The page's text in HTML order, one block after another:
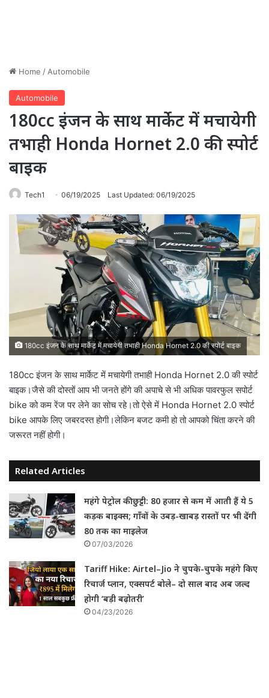
Home / Automobile
Automobile
180cc इंजन के साथ मार्केट में मचायेगी
तभाही Honda Hornet 2.0 की स्पोर्ट
बाइक
Tech1 06/19/2025 Last Updated: 06/19/2025
180cc इंजन के साथ मार्केट में मचायेगी तभाही Honda Hornet 2.0 की स्पोर्ट बाइक
180cc इंजन के साथ मार्केट में मचायेगी तभाही Honda Hornet 2.0 की स्पोर्ट
बाइक।जैसे की दोस्तों आप भी जनते होंगे की अपाचे से भी अधिक पावरफुल सपोर्ट
bike को कम रेंज पर लेने का सोच रहे।तो ऐसे में Honda Hornet 2.0 स्पोर्ट
bike आपके लिए जबरदस्त होगी।लेकिन बजट कमी हो तो आपको चिंता करने की
जरूरत नहीं होगी।
Related Articles
महंगे पेट्रोल की छुट्टी: 80 हजार से कम में आती हैं ये 5
कड़क बाइक्स; गाँवों के उबड़-खाबड़ रास्तों पर भी देंगी
80 तक का माइलेज
07/03/2026
Tariff Hike: Airtel–Jio ने चुपके-चुपके महंगे किए
रिचार्ज प्लान, एक्सपर्ट बोले– दो साल बाद अब जल्द
होगी ‘बड़ी बढ़ोतरी’
04/23/2026